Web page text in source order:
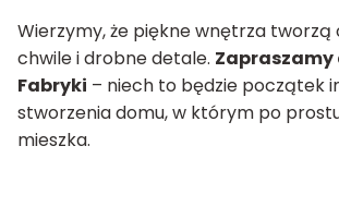
Wierzymy, że piękne wnętrza tworzą
chwile i drobne detale. Zapraszamy
Fabryki – niech to będzie początek
stworzenia domu, w którym po
mieszka.